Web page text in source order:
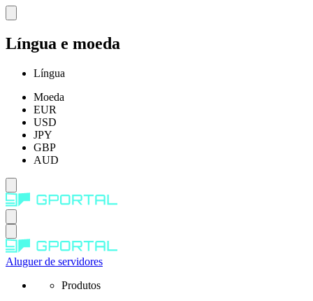
Língua e moeda
Língua
Moeda
EUR
USD
JPY
GBP
AUD
Aluguer de servidores
Produtos